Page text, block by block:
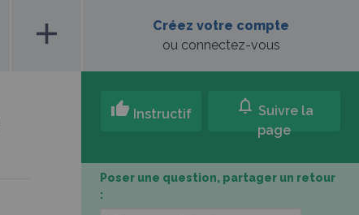
add
Créez votre compte
ou connectez-vous
thumb_up Instructif notifications Suivre la
page
Poser une question, partager un retour
: